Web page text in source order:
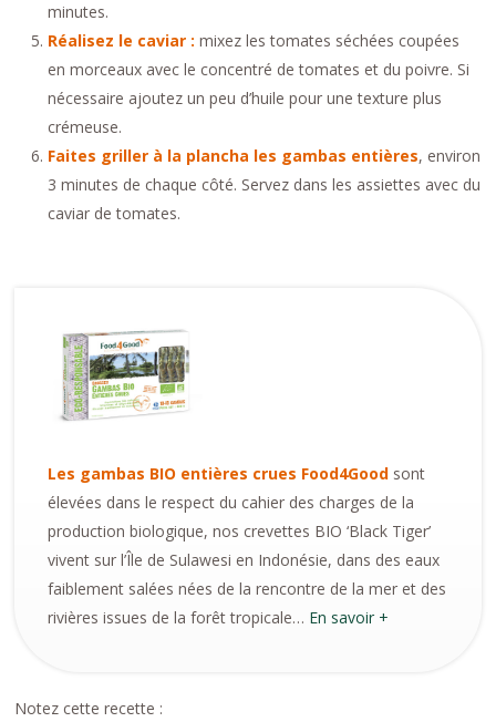
minutes.
Réalisez le caviar : mixez les tomates séchées coupées
en morceaux avec le concentré de tomates et du poivre. Si
nécessaire ajoutez un peu d’huile pour une texture plus
crémeuse.
Faites griller à la plancha les gambas entières, environ
3 minutes de chaque côté. Servez dans les assiettes avec du
caviar de tomates.
Les gambas BIO entières crues Food4Good sont
élevées dans le respect du cahier des charges de la
production biologique, nos crevettes BIO ‘Black Tiger’
vivent sur l’Île de Sulawesi en Indonésie, dans des eaux
faiblement salées nées de la rencontre de la mer et des
rivières issues de la forêt tropicale… En savoir +
Notez cette recette :